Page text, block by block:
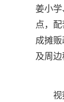
姜小
点，
成摊
及周边